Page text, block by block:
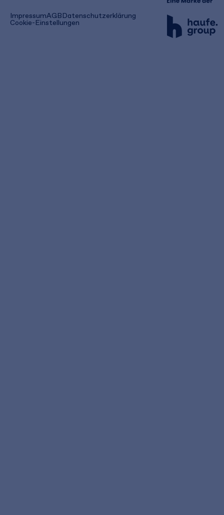
ImpressumAGB(öffnet
in
einem
Datenschutzerklärung
Cookie-Einstellungen